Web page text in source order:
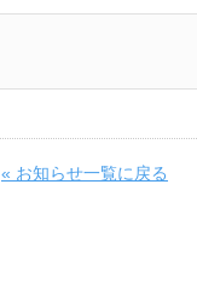
« お知らせ一覧に戻る